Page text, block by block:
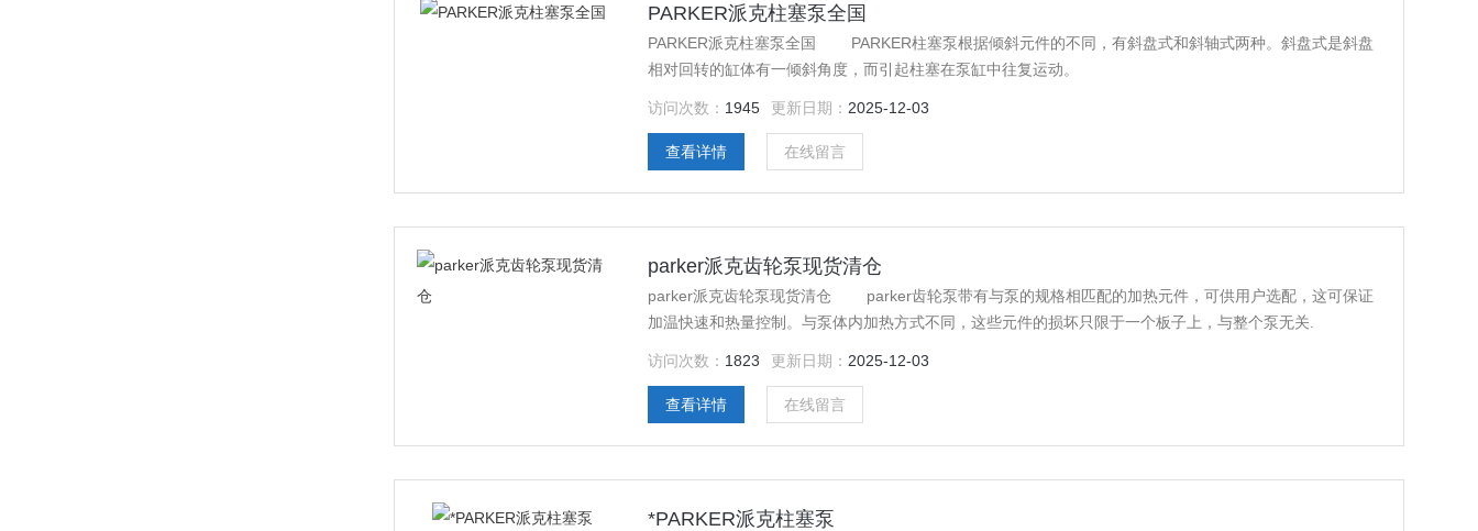
PARKER派克柱塞泵全国
PARKER派克柱塞泵全国 PARKER柱塞泵根据倾斜元件的不同，有斜盘式和斜轴式两种。斜盘式是斜盘
相对回转的缸体有一倾斜角度，而引起柱塞在泵缸中往复运动。
访问次数： 1945 更新日期： 2025-12-03
查看详情 在线留言
parker派克齿轮泵现货清仓
parker派克齿轮泵现货清仓 parker齿轮泵带有与泵的规格相匹配的加热元件，可供用户选配，这可保证
加温快速和热量控制。与泵体内加热方式不同，这些元件的损坏只限于一个板子上，与整个泵无关.
访问次数： 1823 更新日期： 2025-12-03
查看详情 在线留言
*PARKER派克柱塞泵